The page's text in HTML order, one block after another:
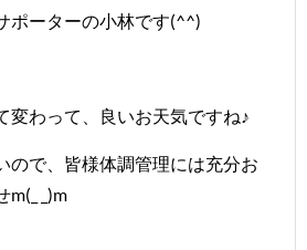
ポーターの小林です(^^)
変わって、良いお天気ですね♪
ので、皆様体調管理には充分お
_)m